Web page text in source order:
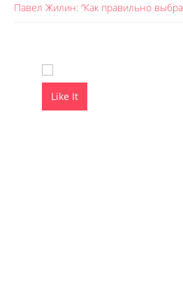
Павел Жилин: “Как правильно
Like It